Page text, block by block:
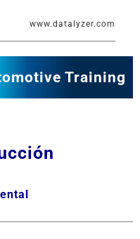
www.datalyzer.com
Training